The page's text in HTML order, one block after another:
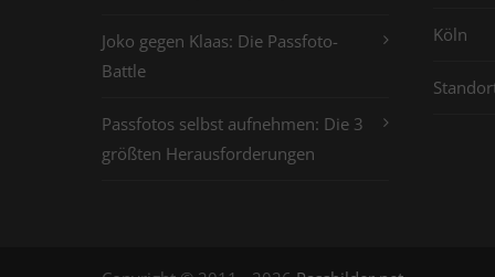
Joko gegen Klaas: Die Passfoto-
Battle
Passfotos selbst aufnehmen: Die 3
größten Herausforderungen
Köln